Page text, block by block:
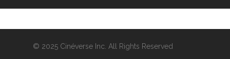
© 2025 Cinéverse Inc. All Rights Reserved